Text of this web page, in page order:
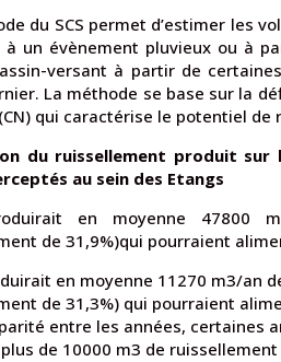
du SCS permet d’estimer les
à un évènement pluvieux ou à
versant à partir de
La méthode se base sur la
qui caractérise le potentiel de
du ruissellement produit sur
au sein des Etangs
en moyenne 47800
de 31,9%)qui pourraient
en moyenne 11270 m3/an
de 31,3%) qui pourraient
entre les années, certaines
de 10000 m3 de